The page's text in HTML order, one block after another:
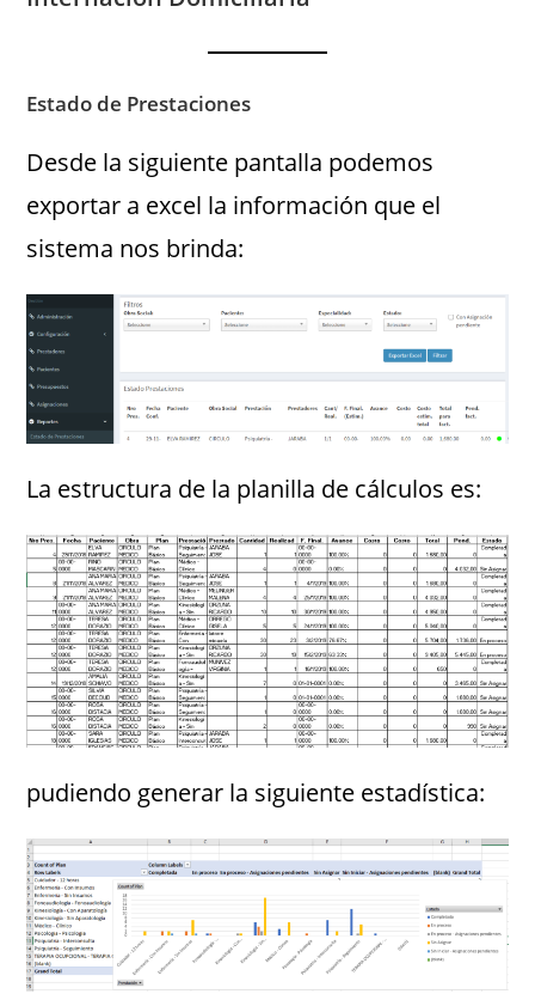
Estado de Prestaciones
Desde la siguiente pantalla podemos
exportar a excel la información que el
sistema nos brinda:
La estructura de la planilla de cálculos es:
pudiendo generar la siguiente estadística: